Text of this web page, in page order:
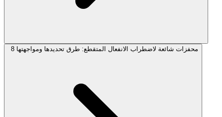
8 محفزات شائعة لاضطراب الانفعال المتقطع: طرق تحديدها ومواجهتها